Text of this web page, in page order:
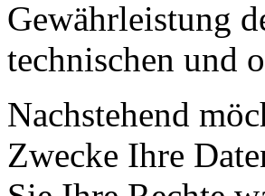
Gewährleistung
technischen und
Nachstehend
Zwecke Ihre